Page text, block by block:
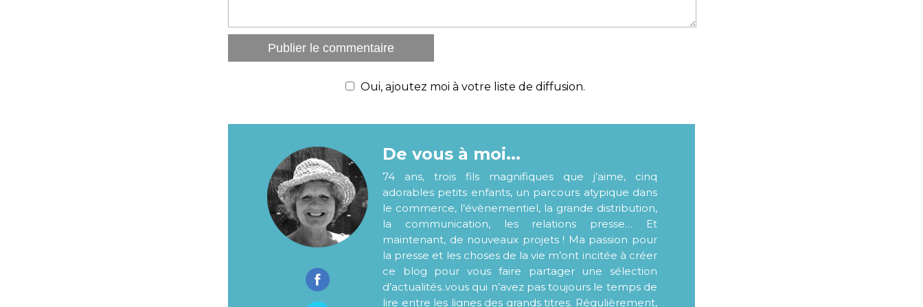
Oui, ajoutez moi à votre liste de diffusion.
De vous à moi...
74 ans, trois fils magnifiques que j’aime, cinq
adorables petits enfants, un parcours atypique dans
le commerce, l’évènementiel, la grande distribution,
la communication, les relations presse… Et
maintenant, de nouveaux projets ! Ma passion pour
la presse et les choses de la vie m’ont incitée à créer
ce blog pour vous faire partager une sélection
d’actualités..vous qui n’avez pas toujours le temps de
lire entre les lignes des grands titres. Régulièrement,